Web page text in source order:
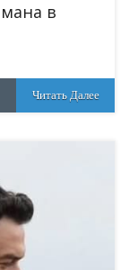
в
Читать Далее